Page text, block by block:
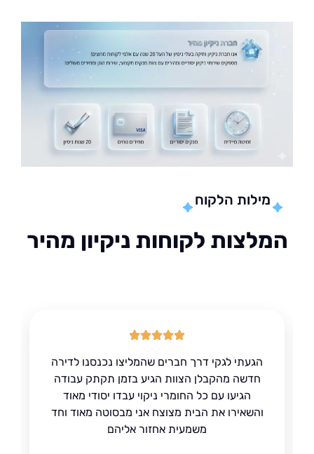
מילות הלקוח
לקוחות ניקיון מהיר
הגעתי לגקי דרך חברים שהמליצו נכנסנו לדירה
חדשה מהקבלן הצוות הגיע בזמן תקתק עבודה
הגיעו עם כל החומרי ניקוי עבדו יסודי מאוד
והשאירו את הבית מצוצח אני מבסוטה מאוד וחד
משמעית אחזור אליהם